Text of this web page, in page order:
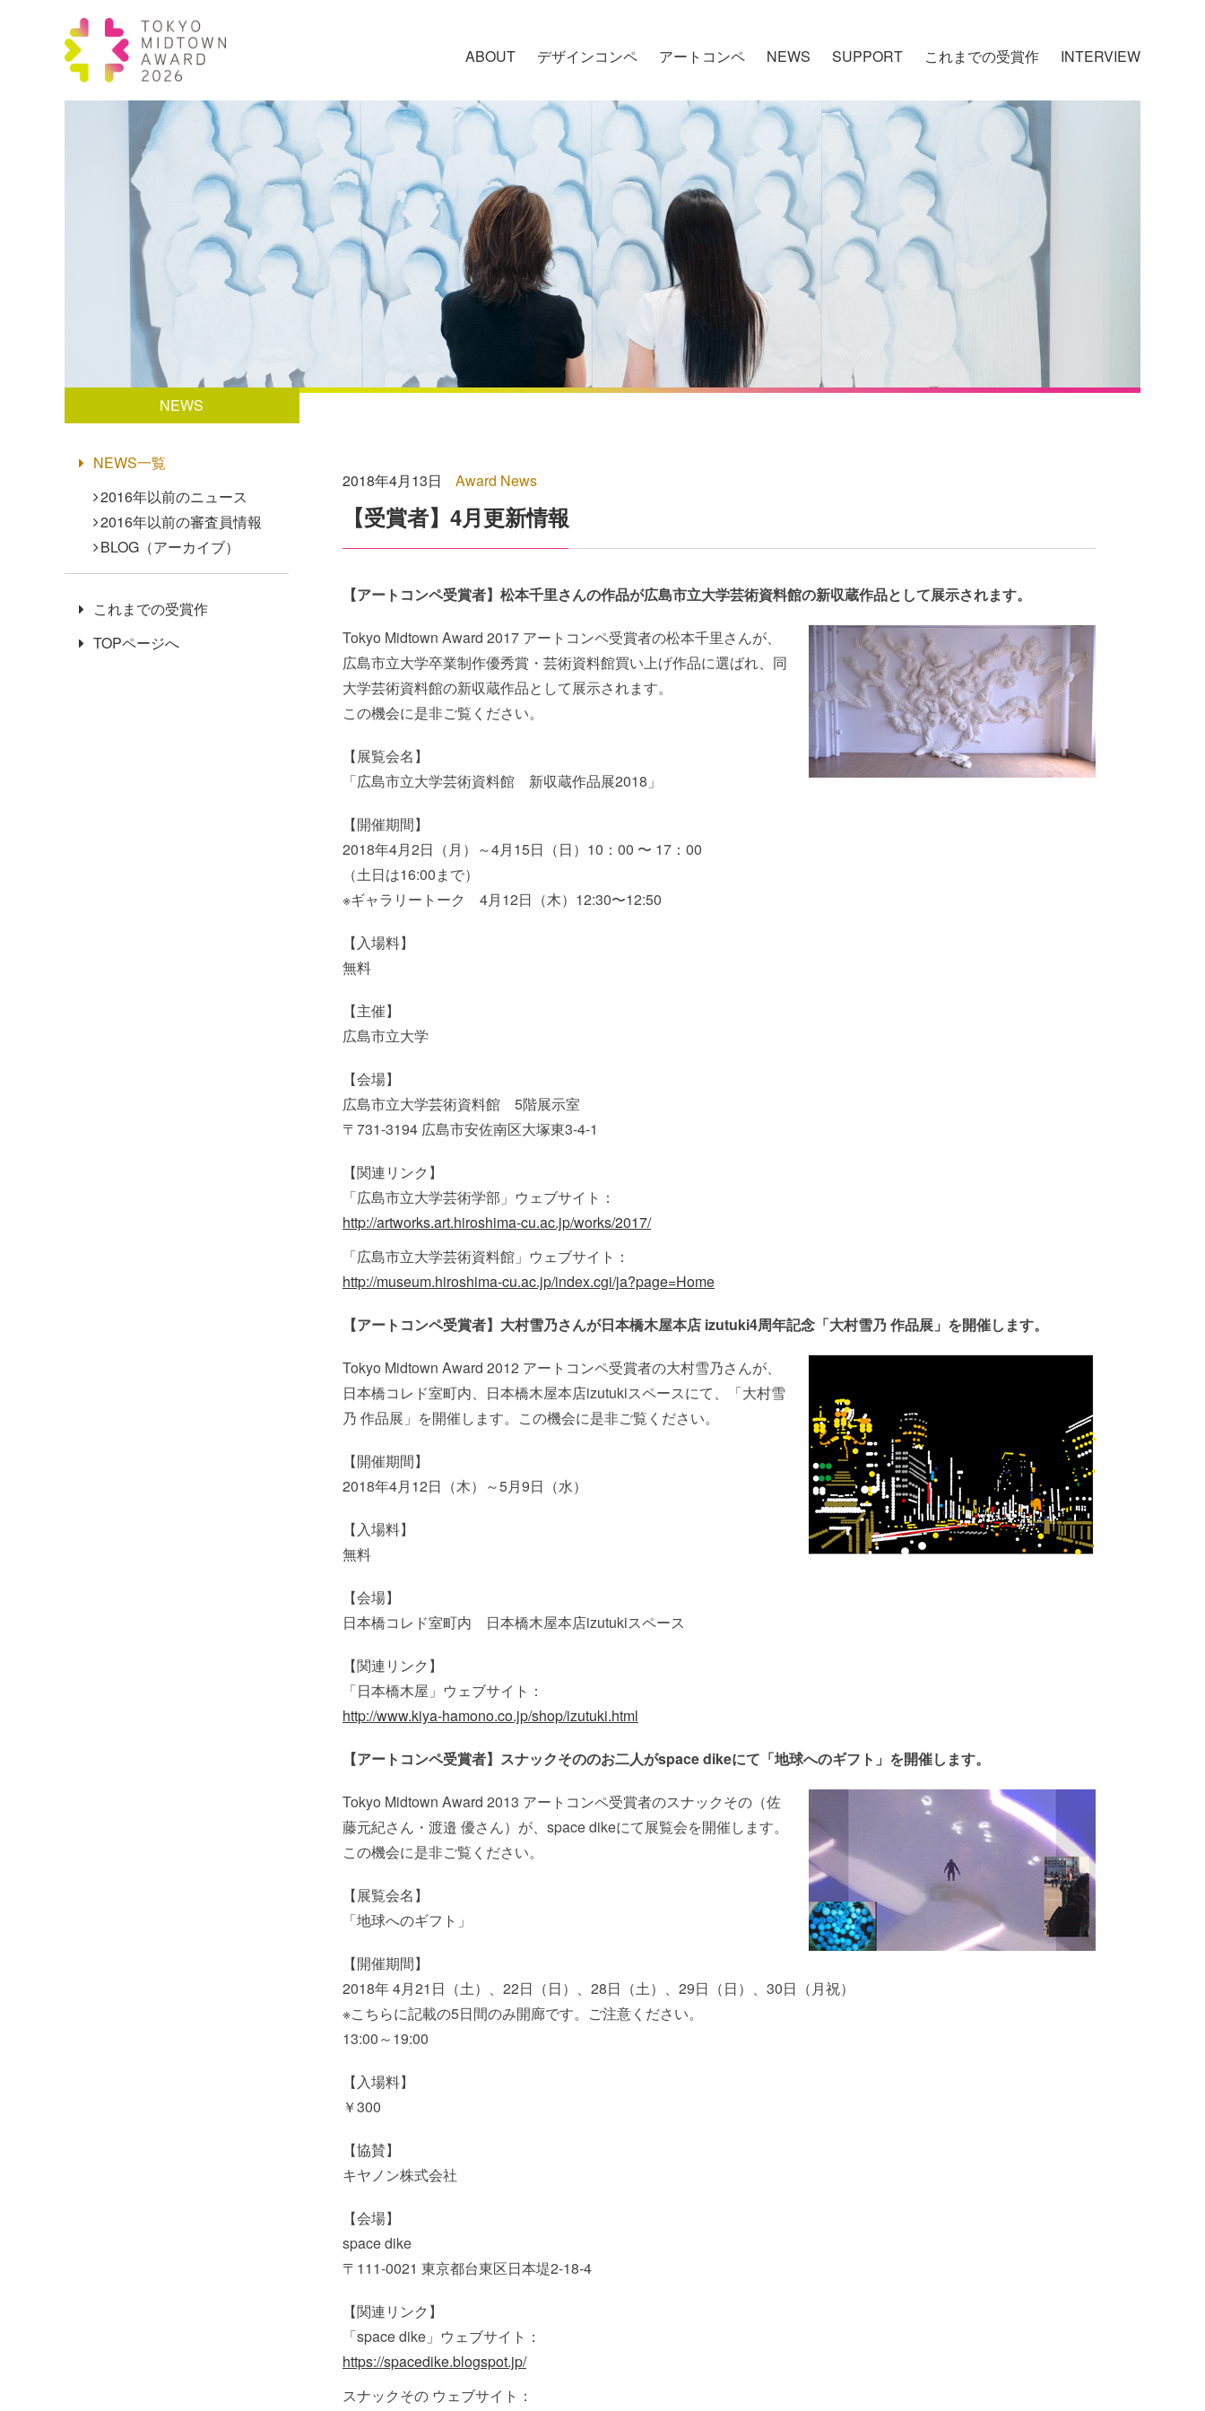
ABOUT デザインコンペ アートコンペ NEWS SUPPORT これまでの受賞作 INTERVIEW
2018年4月13日 Award News
【受賞者】4月更新情報
【アートコンペ受賞者】松本千里さんの作品が広島市立大学芸術資料館の新収蔵作品として展示されます。
Tokyo Midtown Award 2017 アートコンペ受賞者の松本千里さんが、
広島市立大学卒業制作優秀賞・芸術資料館買い上げ作品に選ばれ、同
大学芸術資料館の新収蔵作品として展示されます。
この機会に是非ご覧ください。
【展覧会名】
「広島市立大学芸術資料館 新収蔵作品展2018」
【開催期間】
2018年4月2日（月）～4月15日（日）10：00 〜 17：00
（土日は16:00まで）
※ギャラリートーク 4月12日（木）12:30〜12:50
【入場料】
無料
【主催】
広島市立大学
【会場】
広島市立大学芸術資料館 5階展示室
〒731-3194 広島市安佐南区大塚東3-4-1
【関連リンク】
「広島市立大学芸術学部」ウェブサイト：
http://artworks.art.hiroshima-cu.ac.jp/works/2017/
「広島市立大学芸術資料館」ウェブサイト：
http://museum.hiroshima-cu.ac.jp/index.cgi/ja?page=Home
【アートコンペ受賞者】大村雪乃さんが日本橋木屋本店 izutuki4周年記念「大村雪乃 作品展」を開催します。
Tokyo Midtown Award 2012 アートコンペ受賞者の大村雪乃さんが、
日本橋コレド室町内、日本橋木屋本店izutukiスペースにて、「大村雪
乃 作品展」を開催します。この機会に是非ご覧ください。
【開催期間】
2018年4月12日（木）～5月9日（水）
【入場料】
無料
【会場】
日本橋コレド室町内 日本橋木屋本店izutukiスペース
【関連リンク】
「日本橋木屋」ウェブサイト：
http://www.kiya-hamono.co.jp/shop/izutuki.html
【アートコンペ受賞者】スナックそののお二人がspace dikeにて「地球へのギフト」を開催します。
Tokyo Midtown Award 2013 アートコンペ受賞者のスナックその（佐
藤元紀さん・渡邉 優さん）が、space dikeにて展覧会を開催します。
この機会に是非ご覧ください。
【展覧会名】
「地球へのギフト」
【開催期間】
2018年 4月21日（土）、22日（日）、28日（土）、29日（日）、30日（月祝）
※こちらに記載の5日間のみ開廊です。ご注意ください。
13:00～19:00
【入場料】
￥300
【協賛】
キヤノン株式会社
【会場】
space dike
〒111-0021 東京都台東区日本堤2-18-4
【関連リンク】
「space dike」ウェブサイト：
https://spacedike.blogspot.jp/
スナックその ウェブサイト：
NEWS
NEWS一覧
2016年以前のニュース
2016年以前の審査員情報
BLOG（アーカイブ）
これまでの受賞作
TOPページへ